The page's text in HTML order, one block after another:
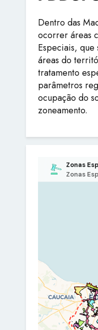
Dentro das
ocorrer áreas
Especiais,
áreas do
tratamento
parâmetros
ocupação do
zoneamento.